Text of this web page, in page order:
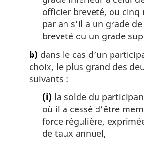
officier breveté, ou cinq
par an s’il a un grade
breveté ou un grade
b) dans le cas d’un
choix, le plus grand des
suivants :
(i) la solde du
où il a cessé d’être
force régulière,
de taux annuel,